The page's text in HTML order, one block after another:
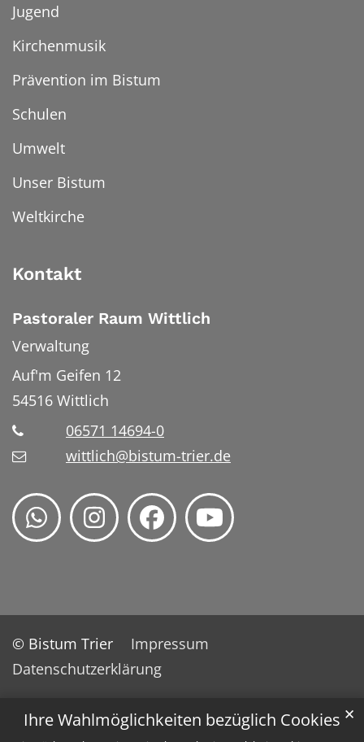
Ihre Wahlmöglichkeiten bezüglich Cookies ✕
Jugend
Kirchenmusik
Prävention im Bistum
Schulen
Umwelt
Unser Bistum
Weltkirche
Kontakt
Pastoraler Raum Wittlich
Verwaltung
Auf'm Geifen 12
54516 Wittlich
06571 14694-0
wittlich@bistum-trier.de
© Bistum Trier
Impressum
Datenschutzerklärung